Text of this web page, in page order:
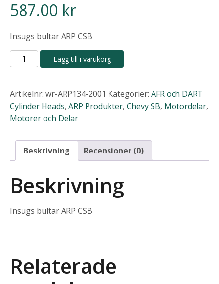
587.00 kr
Insugs bultar ARP CSB
ARP
Insugs
134-
2001
mängd
Lägg till i varukorg
Artikelnr: wr-ARP134-2001 Kategorier: AFR och DART
Cylinder Heads, ARP Produkter, Chevy SB, Motordelar,
Motorer och Delar
Beskrivning Recensioner (0)
Beskrivning
Insugs bultar ARP CSB
Relaterade